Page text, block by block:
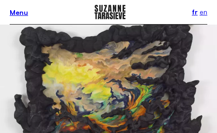
Menu fr en